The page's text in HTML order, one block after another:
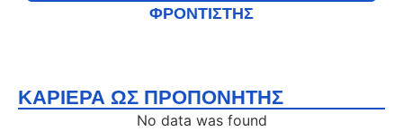
ΦΡΟΝΤΙΣΤΗΣ
ΚΑΡΙΕΡΑ ΩΣ ΠΡΟΠΟΝΗΤΗΣ
No data was found